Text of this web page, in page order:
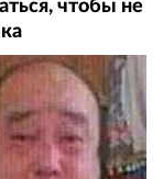
чтобы не